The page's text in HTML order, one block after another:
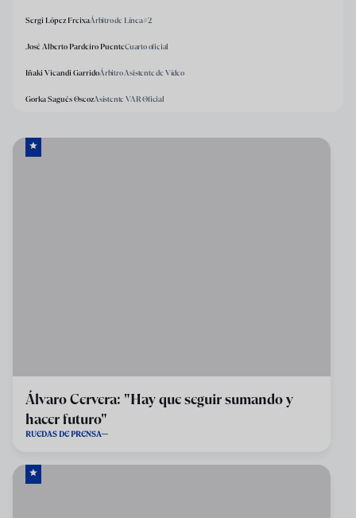
Sergi López FreixaÁrbitro de Línea#2
José Alberto Pardeiro PuenteCuarto oficial
Iñaki Vicandi GarridoÁrbitro Asistente de Vídeo
Gorka Sagués OscozAsistente VAR Oficial
Álvaro Cervera: "Hay que seguir sumando y
hacer futuro"
RUEDAS DE PRENSA